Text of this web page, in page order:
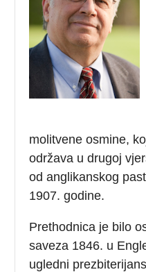
molitvene osmine,
održava u drugoj
od anglikanskog
1907. godine.
Prethodnica je bilo
saveza 1846. u
ugledni